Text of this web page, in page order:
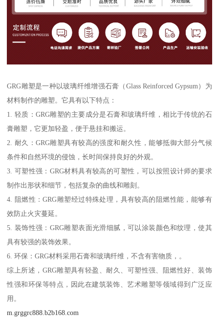
GRG雕塑是一种以玻璃纤维增强石膏（Glass Reinforced Gypsum）为
材料制作的雕塑。它具有以下特点：
1. 轻质：GRG雕塑的主要成分是石膏和玻璃纤维，相比于传统的石
膏雕塑，它更加轻盈，便于悬挂和搬运。
2. 耐久：GRG雕塑具有较高的强度和耐久性，能够抵御大部分气候
条件和自然环境的侵蚀，长时间保持良好的外观。
3. 可塑性强：GRG材料具有较高的可塑性，可以按照设计师的要求
制作出形状和细节，包括复杂的曲线和雕刻。
4. 阻燃性：GRG雕塑经过特殊处理，具有较高的阻燃性能，能够有
效防止火灾蔓延。
5. 装饰性强：GRG雕塑表面光滑细腻，可以涂装颜色和纹理，使其
具有较强的装饰效果。
6. 环保：GRG材料采用石膏和玻璃纤维，不含有害物质，。
综上所述，GRG雕塑具有轻盈、耐久、可塑性强、阻燃性好、装饰
性强和环保等特点，因此在建筑装饰、艺术雕塑等领域得到广泛应
用。
m.grggrc888.b2b168.com